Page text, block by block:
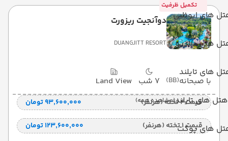
های ابوظبی
های مالدیو
های تایلند
هتل های تایلند(مشاهده همه)
های پوکت
تکمیل ظرفیت
دوآنجیت ریزورت
DUANGJITT RESORT
با صبحانه(BB) 7 شب Land View
قیمت 2 تخته (هرنفر) ۹۳٬۶۰۰٬۰۰۰ تومان
قیمت 1 تخته (هرنفر) ۱۲۳٬۶۰۰٬۰۰۰ تومان